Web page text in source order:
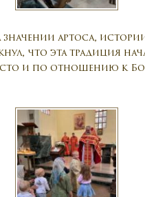
артоса,
что эта традиция
и по отношению к